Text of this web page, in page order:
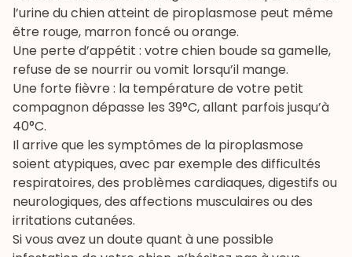
l’urine du chien atteint de piroplasmose peut même
être rouge, marron foncé ou orange.
Une perte d’appétit : votre chien boude sa gamelle,
refuse de se nourrir ou vomit lorsqu’il mange.
Une forte fièvre : la température de votre petit
compagnon dépasse les 39°C, allant parfois jusqu’à
40°C.
Il arrive que les symptômes de la piroplasmose
soient atypiques, avec par exemple des difficultés
respiratoires, des problèmes cardiaques, digestifs ou
neurologiques, des affections musculaires ou des
irritations cutanées.
Si vous avez un doute quant à une possible